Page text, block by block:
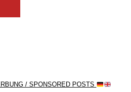
/ SPONSORED POSTS